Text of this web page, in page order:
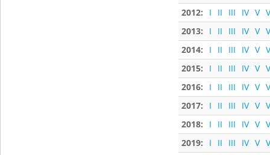
2012:
I II III IV V
2013:
I II III IV V
2014:
I II III IV V
2015:
I II III IV V
2016:
I II III IV V
2017:
I II III IV V
2018:
I II III IV V
2019:
I II III IV V